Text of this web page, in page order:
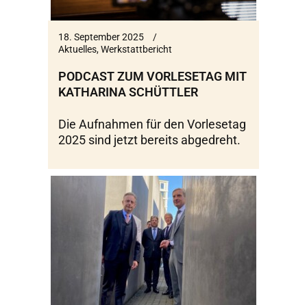
18. September 2025
Aktuelles,Werkstattbericht
PODCAST ZUM VORLESETAG MIT
KATHARINA SCHÜTTLER
Die Aufnahmen für den Vorlesetag
2025 sind jetzt bereits abgedreht.